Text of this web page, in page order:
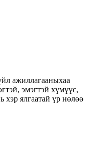
ажиллагааныхаа
эмэгтэй хүмүүс,
хэр ялгаатай үр нөлөө